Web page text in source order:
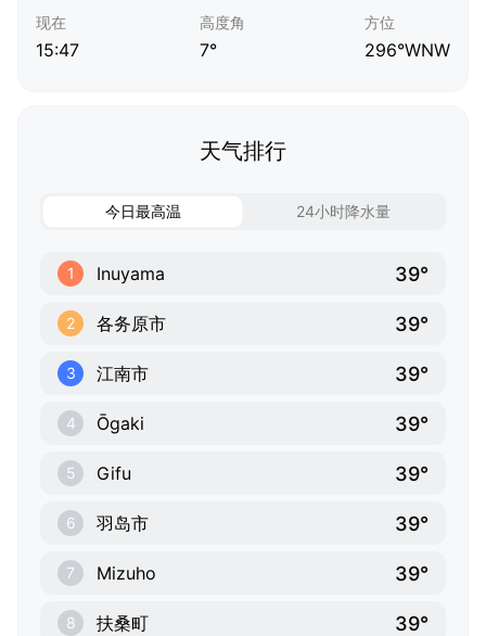
现在
15:47
高度角
7°
方位
296°WNW
天气排行
今日最高温 24小时降水量
1 Inuyama 39°
2 各务原市 39°
3 江南市 39°
4 Ōgaki 39°
5 Gifu 39°
6 羽岛市 39°
7 Mizuho 39°
8 扶桑町 39°